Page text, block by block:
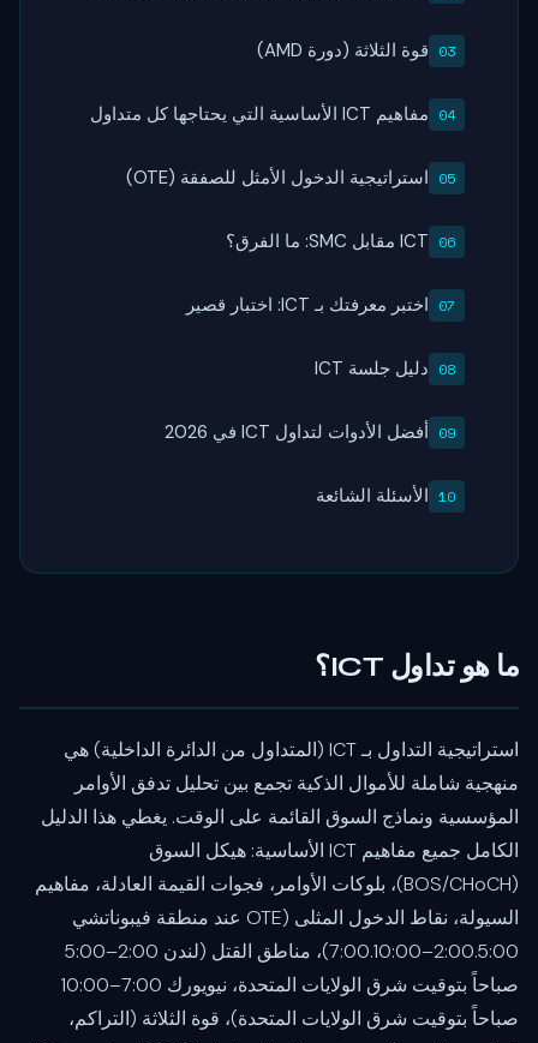
قوة الثلاثة (دورة AMD)
مفاهيم ICT الأساسية التي يحتاجها كل متداول
استراتيجية الدخول الأمثل للصفقة (OTE)
ICT مقابل SMC: ما الفرق؟
اختبر معرفتك بـ ICT: اختبار قصير
دليل جلسة ICT
أفضل الأدوات لتداول ICT في 2026
الأسئلة الشائعة
ما هو تداول ICT؟
استراتيجية التداول بـ ICT (المتداول من الدائرة الداخلية) هي
منهجية شاملة للأموال الذكية تجمع بين تحليل تدفق الأوامر
المؤسسية ونماذج السوق القائمة على الوقت. يغطي هذا الدليل
الكامل جميع مفاهيم ICT الأساسية: هيكل السوق
(BOS/CHoCH)، بلوكات الأوامر، فجوات القيمة العادلة، مفاهيم
السيولة، نقاط الدخول المثلى (OTE عند منطقة فيبوناتشي
2:00.5:00–7:00.10:00)، مناطق القتل (لندن 2:00–5:00
صباحاً بتوقيت شرق الولايات المتحدة، نيويورك 7:00–10:00
صباحاً بتوقيت شرق الولايات المتحدة)، قوة الثلاثة (التراكم،